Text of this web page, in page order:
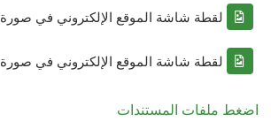
لقطة شاشة الموقع الإلكتروني في صورة PNG
لقطة شاشة الموقع الإلكتروني في صورة TIFF
اضغط ملفات المستندات